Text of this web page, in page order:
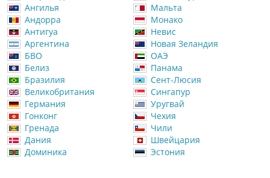
Ангилья
Андорра
Антигуа
Аргентина
БВО
Белиз
Бразилия
Великобритания
Германия
Гонконг
Гренада
Дания
Доминика
Мальта
Монако
Невис
Новая Зеландия
ОАЭ
Панама
Сент-Люсия
Сингапур
Уругвай
Чехия
Чили
Швейцария
Эстония